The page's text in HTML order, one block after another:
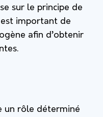
sur le principe de
important de
afin d’obtenir
un rôle déterminé